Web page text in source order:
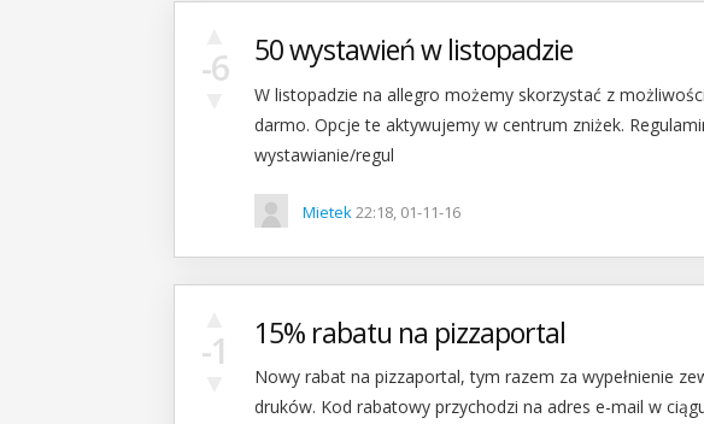
-6 50 wystawień w listopadzie
W listopadzie na allegro możemy skorzystać z
darmo. Opcje te aktywujemy w centrum zniżek.
wystawianie/regul
Mietek 22:18, 01-11-16
-1 15% rabatu na pizzaportal
Nowy rabat na pizzaportal, tym razem za wypełnienie
druków. Kod rabatowy przychodzi na adres e-mail w